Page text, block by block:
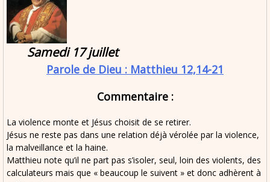
Samedi 17 juillet
Parole de Dieu : Matthieu 12,14-21
Commentaire :
La violence monte et Jésus choisit de se retirer.
Jésus ne reste pas dans une relation déjà vérolée par la violence,
la malveillance et la haine.
Matthieu note qu’il ne part pas s’isoler, seul, loin des violents, des
calculateurs mais que « beaucoup le suivent » et donc adhèrent à